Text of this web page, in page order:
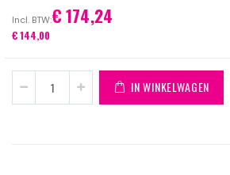
de
afbeeldingen-
gallerij
€ 174,24
€ 144,00
IN WINKELWAGEN